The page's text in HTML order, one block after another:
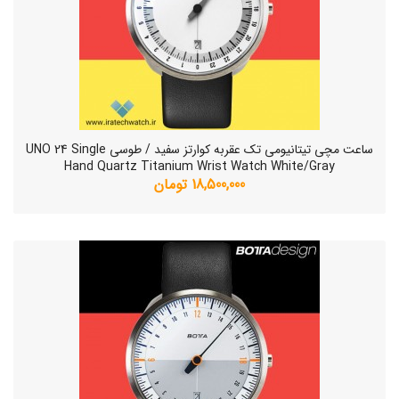
ساعت مچی تیتانیومی تک عقربه کوارتز سفید / طوسی UNO 24 Single
Hand Quartz Titanium Wrist Watch White/Gray
18,500,000 تومان